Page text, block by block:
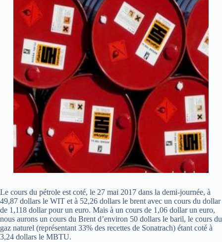
Le cours du pétrole est coté, le 27 mai 2017 dans la demi-journée, à
49,87 dollars le WIT et à 52,26 dollars le brent avec un cours du dollar
de 1,118 dollar pour un euro. Mais à un cours de 1,06 dollar un euro,
nous aurons un cours du Brent d’environ 50 dollars le baril, le cours du
gaz naturel (représentant 33% des recettes de Sonatrach) étant coté à
3,24 dollars le MBTU.